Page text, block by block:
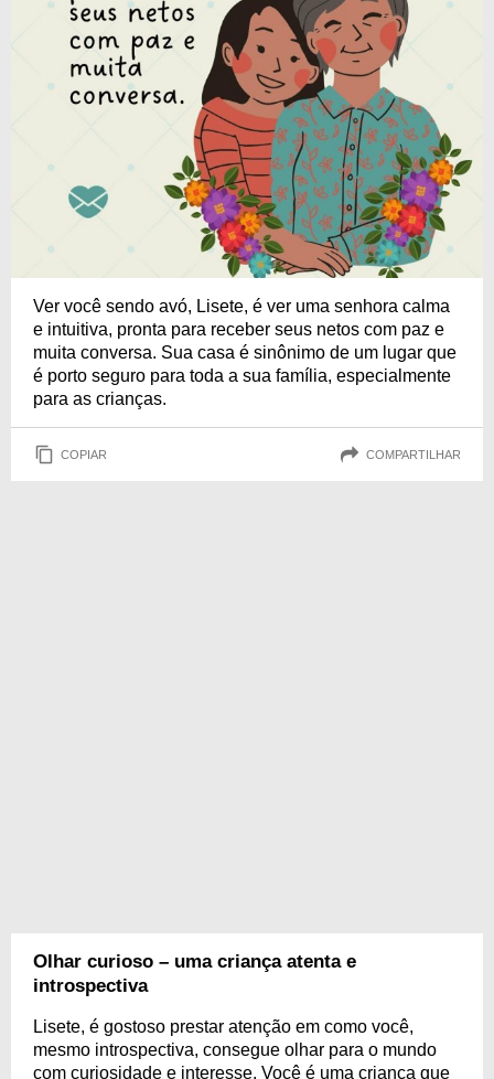
Ver você sendo avó, Lisete, é ver uma senhora calma
e intuitiva, pronta para receber seus netos com paz e
muita conversa. Sua casa é sinônimo de um lugar que
é porto seguro para toda a sua família, especialmente
para as crianças.
COPIAR COMPARTILHAR
Olhar curioso – uma criança atenta e
introspectiva
Lisete, é gostoso prestar atenção em como você,
mesmo introspectiva, consegue olhar para o mundo
com curiosidade e interesse. Você é uma criança que